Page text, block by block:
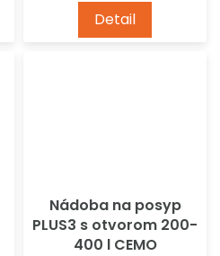
Detail
Nádoba na posyp
PLUS3 s otvorom 200-
400 l CEMO